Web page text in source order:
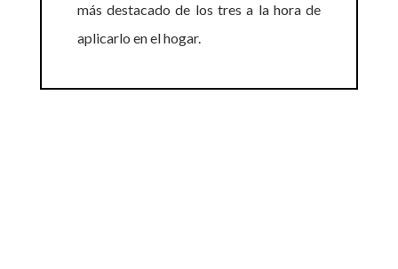
más destacado de los tres a la hora de
aplicarlo en el hogar.